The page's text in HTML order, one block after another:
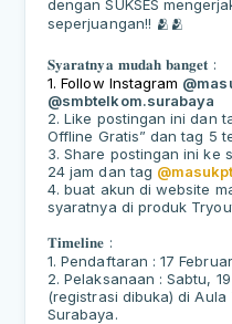
dengan SUKSES
seperjuangan!! 🫂🫂
𝐒𝐲𝐚𝐫𝐚𝐭𝐧𝐲𝐚 𝐦𝐮𝐝𝐚𝐡 𝐛𝐚𝐧𝐠𝐞𝐭 :
1. Follow Instagram
@smbtelkom.surabaya
2. Like postingan ini dan
Offline Gratis” dan tag 5
3. Share postingan ini ke
24 jam dan tag
4. buat akun di website
syaratnya di produk
𝐓𝐢𝐦𝐞𝐥𝐢𝐧𝐞 :
1. Pendaftaran : 17
2. Pelaksanaan : Sabtu,
(registrasi dibuka) di Aula
Surabaya.